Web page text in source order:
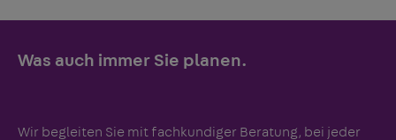
Was auch immer Sie planen.
Wir begleiten Sie mit fachkundiger Beratung, bei jeder